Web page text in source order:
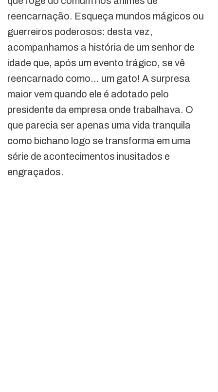
reencarnação. Esqueça mundos mágicos ou
guerreiros poderosos: desta vez,
acompanhamos a história de um senhor de
idade que, após um evento trágico, se vê
reencarnado como… um gato! A surpresa
maior vem quando ele é adotado pelo
presidente da empresa onde trabalhava. O
que parecia ser apenas uma vida tranquila
como bichano logo se transforma em uma
série de acontecimentos inusitados e
engraçados.